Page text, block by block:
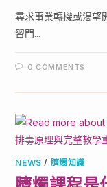
尋求事業轉機或渴望
習門...
0 COMMENTS
NEWS / 臍燭知識